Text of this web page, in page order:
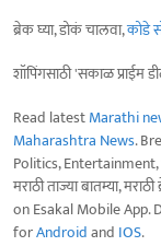
ब्रेक घ्या, डोकं चालवा,कोडे
शॉपिंगसाठी 'सकाळ प्राईम
Read latestMarathi
Maharashtra News.
Politics,
मराठी ताज्या बातम्या,
on Esakal Mobile App.
forAndroidand IOS.